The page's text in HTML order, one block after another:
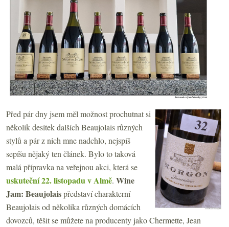
Před pár dny jsem měl možnost prochutnat si
několik desítek dalších Beaujolais různých
stylů a pár z nich mne nadchlo, nejspíš
sepíšu nějaký ten článek. Bylo to taková
malá přípravka na veřejnou akci, která se
uskuteční 22. listopadu v Almě. Wine
Jam: Beaujolaispředstaví charakterní
Beaujolais od několika různých domácích
dovozců, těšit se můžete na producenty jako Chermette, Jean